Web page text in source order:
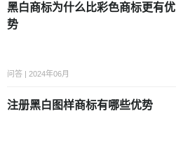
黑白商标为什么比彩色商标更有优
势
问答 | 2024年06月
注册黑白图样商标有哪些优势